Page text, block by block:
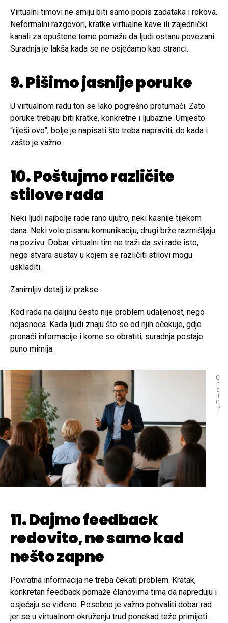
Virtualni timovi ne smiju biti samo popis zadataka i rokova.
Neformalni razgovori, kratke virtualne kave ili zajednički
kanali za opuštene teme pomažu da ljudi ostanu povezani.
Suradnja je lakša kada se ne osjećamo kao stranci.
9. Pišimo jasnije poruke
U virtualnom radu ton se lako pogrešno protumači. Zato
poruke trebaju biti kratke, konkretne i ljubazne. Umjesto
“riješi ovo”, bolje je napisati što treba napraviti, do kada i
zašto je važno.
10. Poštujmo različite
stilove rada
Neki ljudi najbolje rade rano ujutro, neki kasnije tijekom
dana. Neki vole pisanu komunikaciju, drugi brže razmišljaju
na pozivu. Dobar virtualni tim ne traži da svi rade isto,
nego stvara sustav u kojem se različiti stilovi mogu
uskladiti.
Zanimljiv detalj iz prakse
Kod rada na daljinu često nije problem udaljenost, nego
nejasnoća. Kada ljudi znaju što se od njih očekuje, gdje
pronaći informacije i kome se obratiti, suradnja postaje
puno mirnija.
C
h
a
t
G
P
T
11. Dajmo feedback
redovito, ne samo kad
nešto zapne
Povratna informacija ne treba čekati problem. Kratak,
konkretan feedback pomaže članovima tima da napreduju i
osjećaju se viđeno. Posebno je važno pohvaliti dobar rad
jer se u virtualnom okruženju trud ponekad teže primijeti.